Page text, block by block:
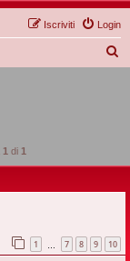
Login
Iscriviti
1 di 1
1 7 8 9 10